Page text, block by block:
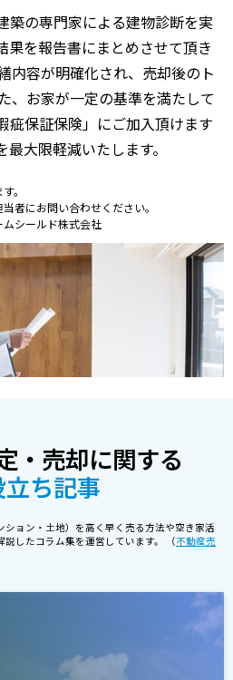
築の専門家による建物診断を実
果を報告書にまとめさせて頂き
内容が明確化され、売却後のト
、お家が一定の基準を満たして
疵保証保険」にご加入頂けます
大限軽減いたします。
。
者にお問い合わせください。
シールド株式会社
・売却に関する
ち記事
ション・土地）を高く早く売る方法や空き家活
したコラム集を運営しています。 （不動産売